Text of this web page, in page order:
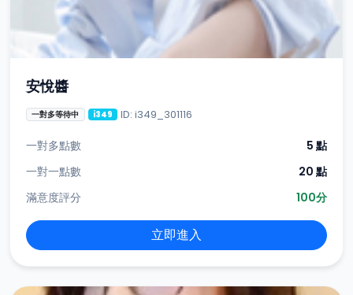
安悅醬
一對多等待中 i349 ID: i349_301116
一對多點數
5 點
一對一點數
20 點
滿意度評分
100分
立即進入